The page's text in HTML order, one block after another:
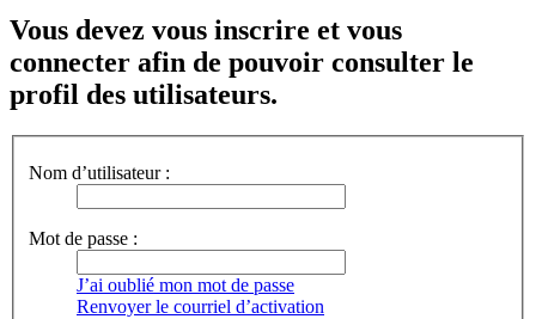
Vous devez vous inscrire et vous
connecter afin de pouvoir consulter le
profil des utilisateurs.
Nom d’utilisateur :
Mot de passe :
J’ai oublié mon mot de passe
Renvoyer le courriel d’activation